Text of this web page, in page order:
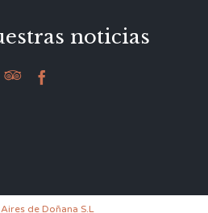
noticias
 
Aires de Doñana S.L